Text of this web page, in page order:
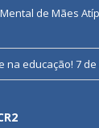
de Mães
na educação! 7